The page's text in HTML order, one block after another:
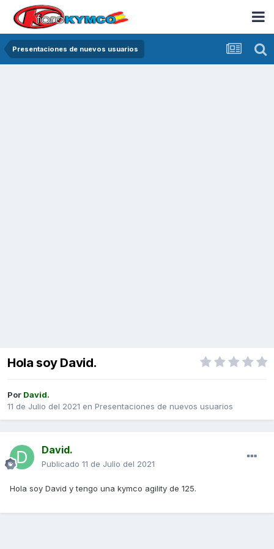
Presentaciones de nuevos usuarios
Hola soy David.
Por David.
11 de Julio del 2021 en Presentaciones de nuevos usuarios
David.
Publicado 11 de Julio del 2021
Hola soy David y tengo una kymco agility de 125.